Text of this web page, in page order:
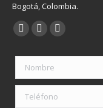
Bogotá, Colombia.
Encuéntranos en:
Facebook
opens
in
new
YouTube
opens
in
new
Instagram
in
new